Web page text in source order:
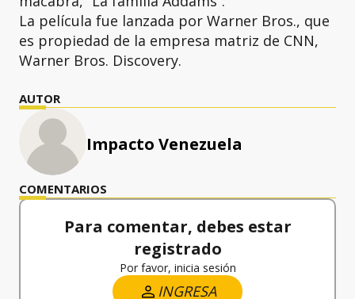
La película fue lanzada por Warner Bros., que
es propiedad de la empresa matriz de CNN,
Warner Bros. Discovery.
AUTOR
Impacto Venezuela
COMENTARIOS
Para comentar, debes estar
registrado
Por favor, inicia sesión
INGRESA